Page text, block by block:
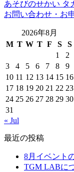
あそびのせかい タ
お問い合わせ・お
2026年8月
M T W T F S
S
1
2
3
4 5 6 7 8
9
10 11 12 13 14 15 16
17 18 19 20 21 22 23
24 25 26 27 28 29 30
31
« Jul
最近の投稿
8月イベント
TGM LABに